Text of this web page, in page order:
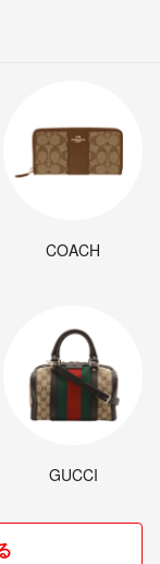
COACH
GUCCI